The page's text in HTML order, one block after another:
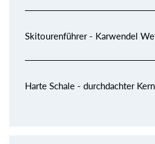
Skitourenführer - Karwendel
Harte Schale - durchdachter Kern